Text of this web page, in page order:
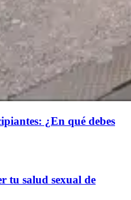
¿En qué debes
tu salud sexual de